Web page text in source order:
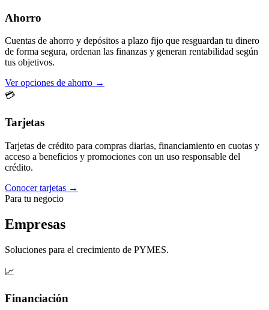
Ahorro
Cuentas de ahorro y depósitos a plazo fijo que resguardan tu dinero
de forma segura, ordenan las finanzas y generan rentabilidad según
tus objetivos.
Ver opciones de ahorro →
💳
Tarjetas
Tarjetas de crédito para compras diarias, financiamiento en cuotas y
acceso a beneficios y promociones con un uso responsable del
crédito.
Conocer tarjetas →
Para tu negocio
Empresas
Soluciones para el crecimiento de PYMES.
📈
Financiación